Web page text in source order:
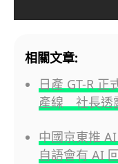
相關文章:
日產 GT-R
產線 社長透
中國京東推
自語會有 AI